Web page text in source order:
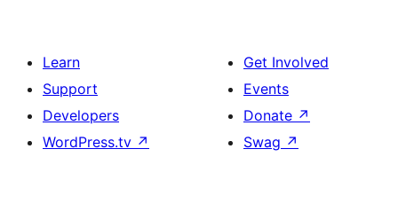
Learn
Support
Developers
WordPress.tv ↗
Get Involved
Events
Donate ↗
Swag ↗